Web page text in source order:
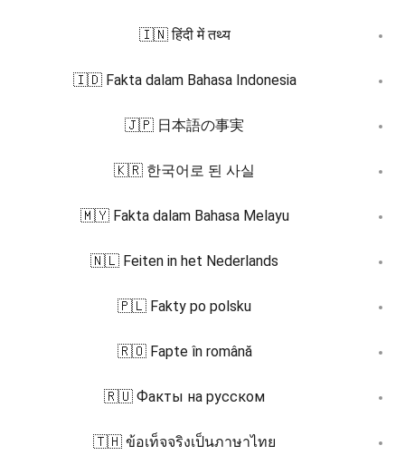
🇮🇳 हिंदी में तथ्य
🇮🇩 Fakta dalam Bahasa Indonesia
🇯🇵 日本語の事実
🇰🇷 한국어로 된 사실
🇲🇾 Fakta dalam Bahasa Melayu
🇳🇱 Feiten in het Nederlands
🇵🇱 Fakty po polsku
🇷🇴 Fapte în română
🇷🇺 Факты на русском
🇹🇭 ข้อเท็จจริงเป็นภาษาไทย